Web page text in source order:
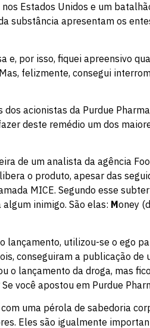
Estados Unidos e um
substância apresentam os
e, por isso, fiquei apreensivo
felizmente, consegui
acionistas da Purdue
deste remédio um dos
de um analista da agência
o produto, apesar das
MICE. Segundo esse
inimigo. São elas: Money
lançamento, utilizou-se o ego
conseguiram a publicação
o lançamento da droga, mas
você apostou em Purdue
uma pérola de sabedoria
Eles são igualmente